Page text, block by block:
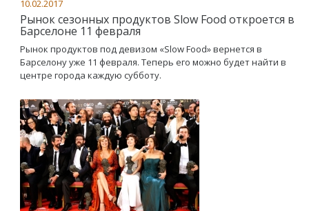
10.02.2017
Рынок сезонных продуктов Slow Food откроется в
Барселоне 11 февраля
Рынок продуктов под девизом «Slow Food» вернется в
Барселону уже 11 февраля. Теперь его можно будет найти в
центре города каждую субботу.